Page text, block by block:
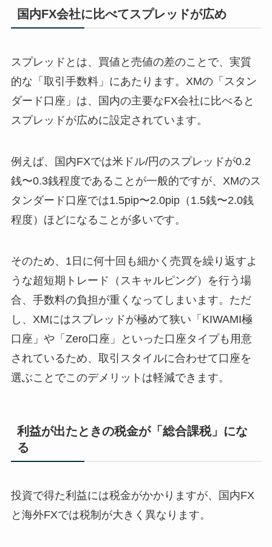
国内FX会社に比べてスプレッドが広め
スプレッドとは、買値と売値の差のことで、実質
的な「取引手数料」にあたります。XMの「スタン
ダード口座」は、国内の主要なFX会社に比べると
スプレッドが広めに設定されています。
例えば、国内FXでは米ドル/円のスプレッドが0.2
銭〜0.3銭程度であることが一般的ですが、XMのス
タンダード口座では1.5pip〜2.0pip（1.5銭〜2.0銭
程度）ほどになることが多いです。
そのため、1日に何十回も細かく売買を繰り返すよ
うな超短期トレード（スキャルピング）を行う場
合、手数料の負担が重くなってしまいます。ただ
し、XMにはスプレッドが極めて狭い「KIWAMI極
口座」や「Zero口座」といった口座タイプも用意
されているため、取引スタイルに合わせて口座を
選ぶことでこのデメリットは軽減できます。
利益が出たときの税金が「総合課税」にな
る
投資で得た利益には税金がかかりますが、国内FX
と海外FXでは税制が大きく異なります。